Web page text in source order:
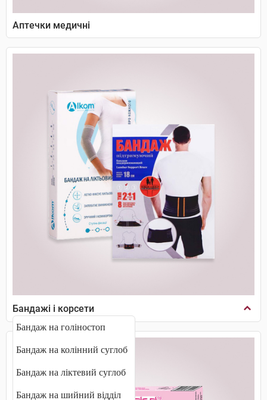
Аптечки медичні
Бандажі і корсети
Бандаж на голіностоп
Бандаж на колінний суглоб
Бандаж на ліктевий суглоб
Бандаж на шийний відділ